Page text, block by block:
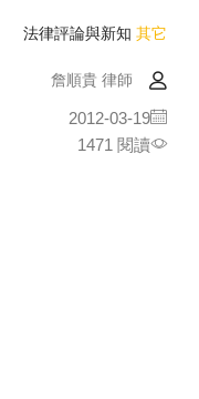
法律評論與新知 其它
詹順貴 律師
2012-03-19
1471 閱讀